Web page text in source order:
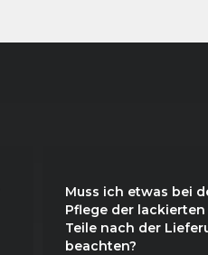
Muss ich etwas bei
Pflege der lackierten
Teile nach der
beachten?